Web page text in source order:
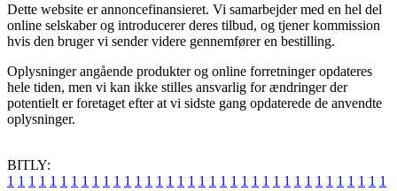
Dette website er annoncefinansieret. Vi samarbejder med en hel del
online selskaber og introducerer deres tilbud, og tjener kommission
hvis den bruger vi sender videre gennemfører en bestilling.
Oplysninger angående produkter og online forretninger opdateres
hele tiden, men vi kan ikke stilles ansvarlig for ændringer der
potentielt er foretaget efter at vi sidste gang opdaterede de anvendte
oplysninger.
BITLY:
1 1 1 1 1 1 1 1 1 1 1 1 1 1 1 1 1 1 1 1 1 1 1 1 1 1 1 1 1 1 1 1 1 1 1 1